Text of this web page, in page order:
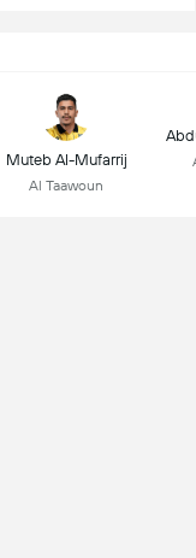
Muteb Al-Mufarrij
Al Taawoun